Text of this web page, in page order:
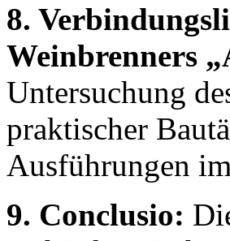
8.
Weinbrenners
Untersuchung
praktischer
Ausführungen
9. Conclusio: